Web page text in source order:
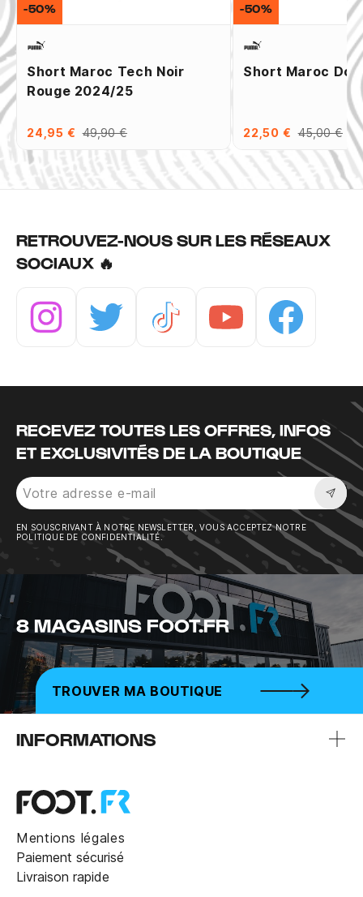
Short Maroc Tech Noir
Rouge 2024/25
24,95 € 49,90 €
-50%
Short Maroc
22,50 € 45,00 €
-50%
RETROUVEZ-NOUS SUR LES RÉSEAUX
SOCIAUX 🔥
RECEVEZ TOUTES LES OFFRES, INFOS
ET EXCLUSIVITÉS DE LA BOUTIQUE
EN SOUSCRIVANT À NOTRE NEWSLETTER, VOUS ACCEPTEZ NOTRE
POLITIQUE DE CONFIDENTIALITÉ.
8 MAGASINS FOOT.FR
TROUVER MA BOUTIQUE
INFORMATIONS
Mentions légales
Paiement sécurisé
Livraison rapide